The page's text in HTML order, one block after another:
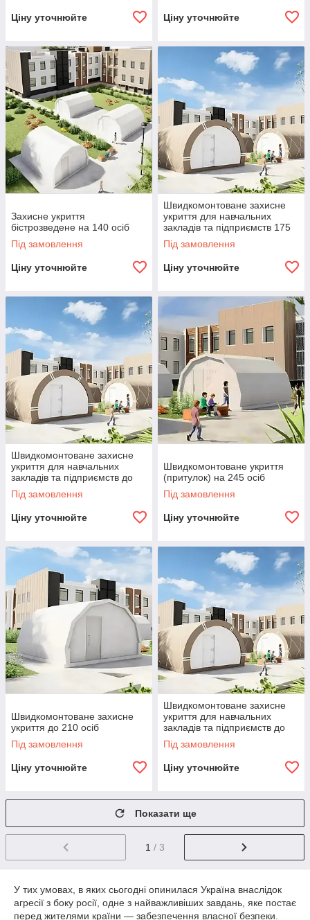
Ціну уточнюйте Ціну уточнюйте
Захисне укриття
бістрозведене на 140 осіб
Під замовлення
Ціну уточнюйте
Швидкомонтоване захисне
укриття для навчальних
закладів та підприємств 175
осіб
Під замовлення
Ціну уточнюйте
Швидкомонтоване захисне
укриття для навчальних
закладів та підприємств до
315 осіб
Під замовлення
Ціну уточнюйте
Швидкомонтоване укриття
(притулок) на 245 осіб
Під замовлення
Ціну уточнюйте
Швидкомонтоване захисне
укриття до 210 осіб
Під замовлення
Ціну уточнюйте
Швидкомонтоване захисне
укриття для навчальних
закладів та підприємств до
350 осіб
Під замовлення
Ціну уточнюйте
Показати ще
1 / 3
У тих умовах, в яких сьогодні опинилася Україна внаслідок
агресії з боку росії, одне з найважливіших завдань, яке постає
перед жителями країни — забезпечення власної безпеки.